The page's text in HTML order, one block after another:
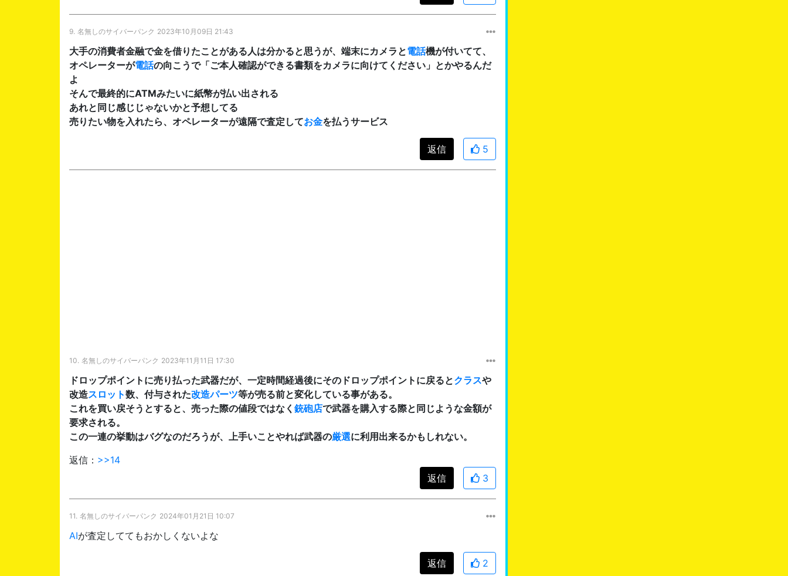
9. 名無しのサイバーパンク 2023年10月09日 21:43
大手の消費者金融で金を借りたことがある人は分かると思うが、端末にカメラと電話機が付いてて、
オペレーターが電話の向こうで「ご本人確認ができる書類をカメラに向けてください」とかやるんだ
よ
そんで最終的にATMみたいに紙幣が払い出される
あれと同じ感じじゃないかと予想してる
売りたい物を入れたら、オペレーターが遠隔で査定してお金を払うサービス
返信 5
10. 名無しのサイバーパンク 2023年11月11日 17:30
ドロップポイントに売り払った武器だが、一定時間経過後にそのドロップポイントに戻るとクラスや
改造スロット数、付与された改造パーツ等が売る前と変化している事がある。
これを買い戻そうとすると、売った際の値段ではなく 銃砲店で武器を購入する際と同じような金額が
要求される。
この一連の挙動はバグなのだろうが、上手いことやれば武器の厳選に利用出来るかもしれない。
返信： >>14
返信
3
11. 名無しのサイバーパンク 2024年01月21日 10:07
AIが査定しててもおかしくないよな
返信 2